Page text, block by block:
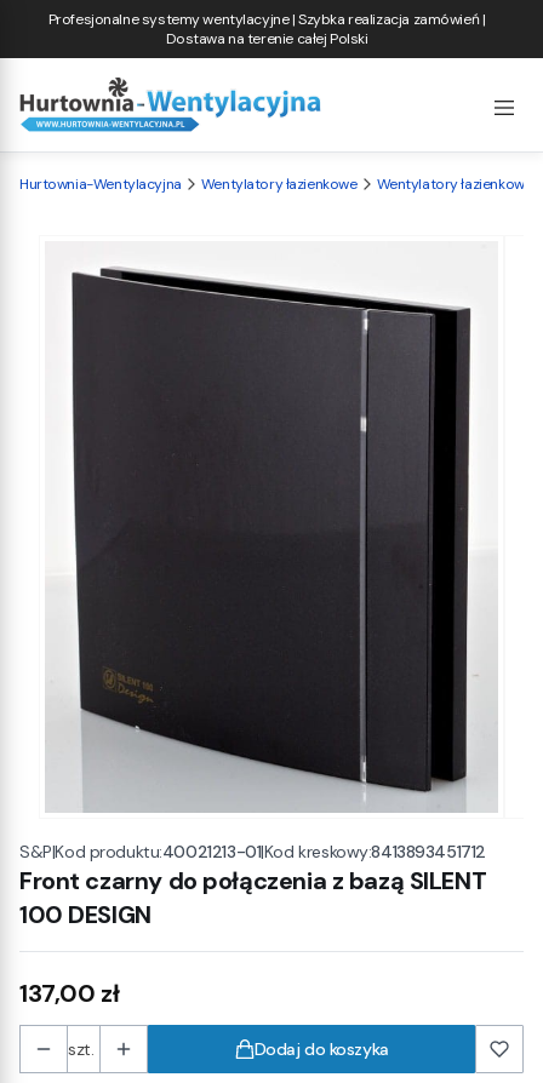
Profesjonalne systemy wentylacyjne | Szybka realizacja zamówień |
Dostawa na terenie całej Polski
Hurtownia-Wentylacyjna Wentylatory łazienkowe Wentylatory łazienkowe
S&P|Kod produktu:40021213-01|Kod kreskowy:8413893451712
Front czarny do połączenia z bazą SILENT
100 DESIGN
Cena
137,00 zł
szt. Dodaj do koszyka